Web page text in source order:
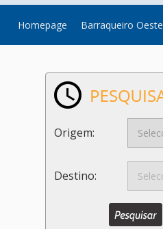
Homepage Barraqueiro Oeste
Origem:
Destino: